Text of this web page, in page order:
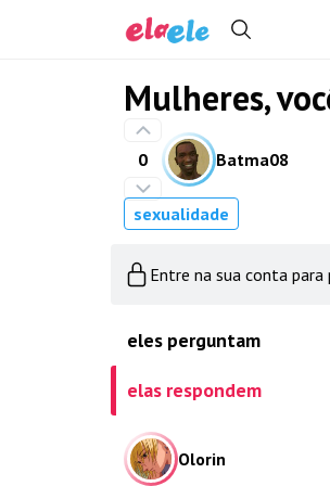
Mulheres,
0 Batma08
sexualidade
Entre na sua conta para
eles perguntam
elas respondem
Olorin